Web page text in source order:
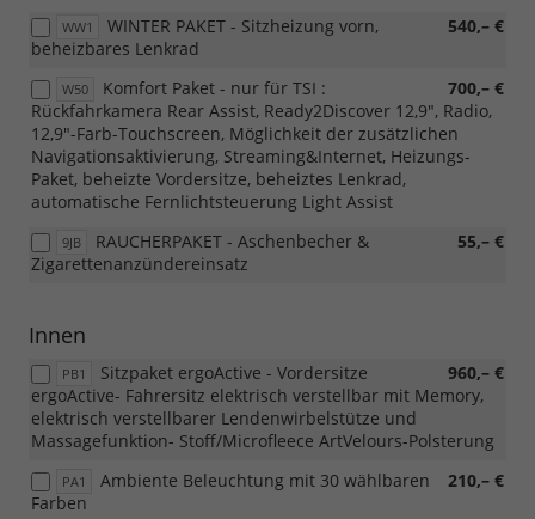
WW1 540,– €
WINTER PAKET - Sitzheizung vorn,
beheizbares Lenkrad
W50 700,– €
Komfort Paket - nur für TSI :
Rückfahrkamera Rear Assist, Ready2Discover 12,9", Radio,
12,9"-Farb-Touchscreen, Möglichkeit der zusätzlichen
Navigationsaktivierung, Streaming&Internet, Heizungs-
Paket, beheizte Vordersitze, beheiztes Lenkrad,
automatische Fernlichtsteuerung Light Assist
9JB 55,– €
RAUCHERPAKET - Aschenbecher &
Zigarettenanzündereinsatz
Innen
PB1 960,– €
Sitzpaket ergoActive - Vordersitze
ergoActive- Fahrersitz elektrisch verstellbar mit Memory,
elektrisch verstellbarer Lendenwirbelstütze und
Massagefunktion- Stoff/Microfleece ArtVelours-Polsterung
PA1 210,– €
Ambiente Beleuchtung mit 30 wählbaren
Farben